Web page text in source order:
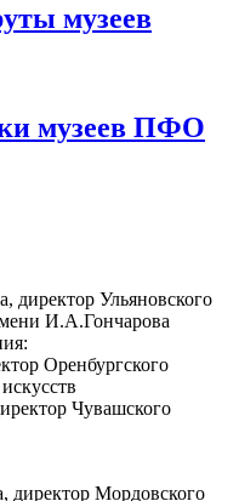
музеев
музеев ПФО
Ульяновского
И.А.Гончарова
Оренбургского
Чувашского
Мордовского